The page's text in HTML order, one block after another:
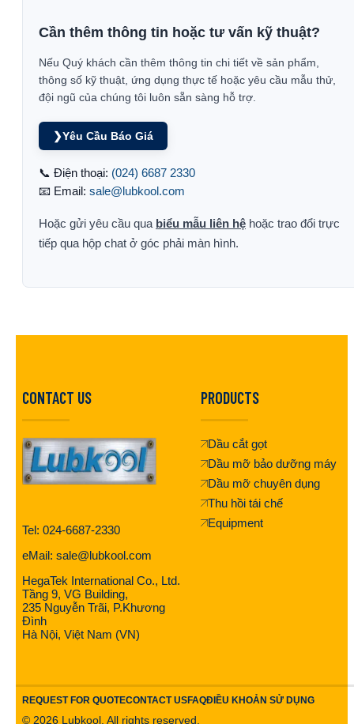
Cần thêm thông tin hoặc tư vấn kỹ thuật?
Nếu Quý khách cần thêm thông tin chi tiết về sản phẩm,
thông số kỹ thuật, ứng dụng thực tế hoặc yêu cầu mẫu thử,
đội ngũ của chúng tôi luôn sẵn sàng hỗ trợ.
❯Yêu Cầu Báo Giá
📞 Điện thoại: (024) 6687 2330
📧 Email: sale@lubkool.com
Hoặc gửi yêu cầu qua biểu mẫu liên hệ hoặc trao đổi trực
tiếp qua hộp chat ở góc phải màn hình.
CONTACT US
Tel: 024-6687-2330
eMail: sale@lubkool.com
HegaTek International Co., Ltd.
Tầng 9, VG Building,
235 Nguyễn Trãi, P.Khương
Đình
Hà Nội, Việt Nam (VN)
PRODUCTS
Dầu cắt gọt
Dầu mỡ bảo dưỡng máy
Dầu mỡ chuyên dụng
Thu hồi tái chế
Equipment
REQUEST FOR QUOTECONTACT USFAQĐIỀU KHOẢN SỬ DỤNG
© 2026 Lubkool. All rights reserved.